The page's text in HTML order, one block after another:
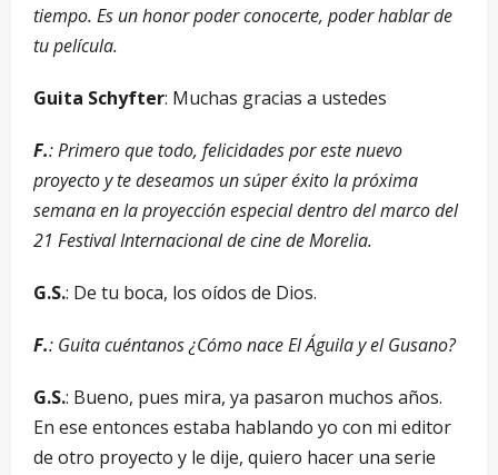
tiempo. Es un honor poder conocerte, poder hablar de
tu película.
Guita Schyfter: Muchas gracias a ustedes
F.: Primero que todo, felicidades por este nuevo
proyecto y te deseamos un súper éxito la próxima
semana en la proyección especial dentro del marco del
21 Festival Internacional de cine de Morelia.
G.S.: De tu boca, los oídos de Dios.
F.: Guita cuéntanos ¿Cómo nace El Águila y el Gusano?
G.S.: Bueno, pues mira, ya pasaron muchos años.
En ese entonces estaba hablando yo con mi editor
de otro proyecto y le dije, quiero hacer una serie